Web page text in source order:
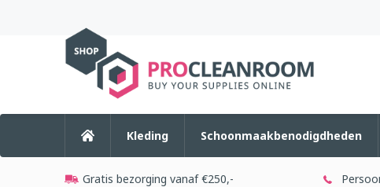
Kleding Schoonmaakbenodigdheden
Gratis bezorging vanaf €250,-